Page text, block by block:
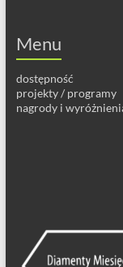
Menu
dostępność
projekty / programy
nagrody i